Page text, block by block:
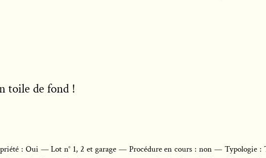
toile de fond !
: Oui — Lot n° 1, 2 et garage — Procédure en cours : non — Typologie